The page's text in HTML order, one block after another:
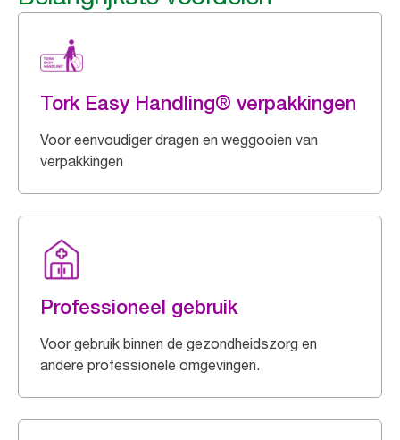
Tork Easy Handling® verpakkingen
Voor eenvoudiger dragen en weggooien van
verpakkingen
Professioneel gebruik
Voor gebruik binnen de gezondheidszorg en
andere professionele omgevingen.